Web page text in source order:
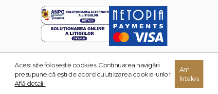
© 2026 Grupul Editorial TREI. Toate drepturile rezervate.
Acest site foloseşte cookies. Continuarea navigării
presupune că eşti de acord cu utilizarea cookie-urilor.
Află detalii.
Am
înțeles